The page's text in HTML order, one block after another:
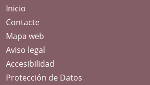
Inicio
Contacte
Mapa web
Aviso legal
Accesibilidad
Protección de Datos